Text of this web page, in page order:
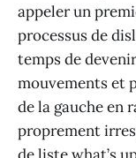
appeler un
processus de
temps de
mouvements et
de la gauche en
proprement